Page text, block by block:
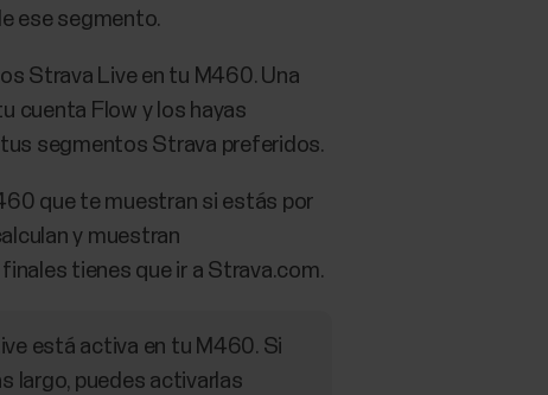
ese segmento.
Strava Live en tu M460. Una
cuenta Flow y los hayas
segmentos Strava preferidos.
que te muestran si estás por
y muestran
tienes que ir a Strava.com.
está activa en tu M460. Si
largo, puedes activarlas